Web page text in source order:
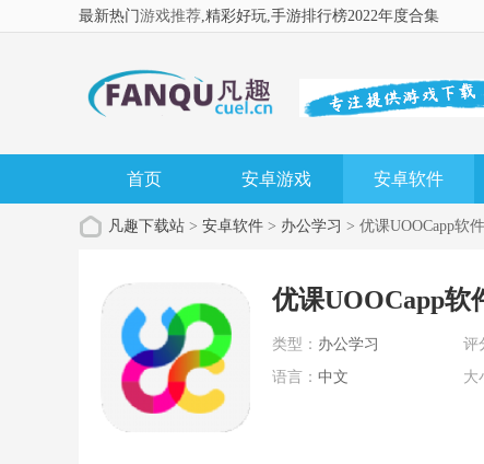
最新热门游戏推荐,精彩好玩,手游排行榜2022年度合集
首页 安卓游戏 安卓软件
凡趣下载站 > 安卓软件 > 办公学习 > 优课UOOCapp软
优课UOOCapp软
类型： 办公学习 评
语言： 中文 大